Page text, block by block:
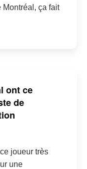
ça fait
ont ce
de
joueur très
une